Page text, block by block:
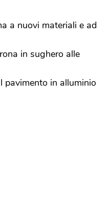
a nuovi materiali e ad
in sughero alle
pavimento in alluminio